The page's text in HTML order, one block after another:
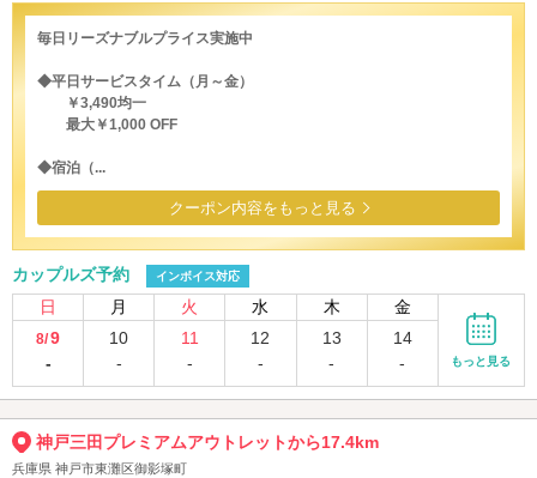
毎日リーズナブルプライス実施中
◆平日サービスタイム（月～金）
￥3,490均一
最大￥1,000 OFF
◆宿泊（...
クーポン内容をもっと見る
カップルズ予約 インボイス対応
日 月 火 水 木 金
8/9
-
10
-
11
-
12
-
13
-
14
-
もっと見る
神戸三田プレミアムアウトレットから17.4km
兵庫県 神戸市東灘区御影塚町